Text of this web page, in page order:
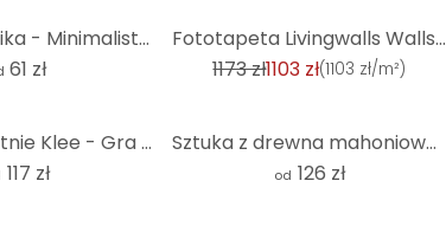
Plakat Kubistika - Minimalistyczne rośliny
61 zł
Fototapeta Livingwalls Walls by Patel 3 Pawia Wyspa 3 żółty, zielony, brązowy, fioletowy
1173 zł1103 zł(1103 zł/m²)
Obraz na płótnie Klee - Gra sił w lechickim krajobrazie
117 zł
Sztuka z drewna mahoniowego - Pingwiny (3 sztuki)
od 126 zł